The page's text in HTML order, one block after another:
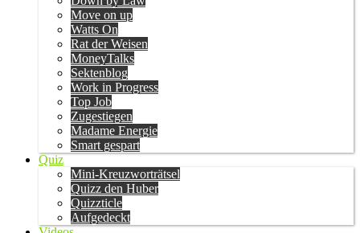
Move on up
Watts On
Rat der Weisen
MoneyTalks
Sektenblog
Work in Progress
Top Job
Zugestiegen
Madame Energie
Smart gespart
Quiz
Mini-Kreuzworträtsel
Quizz den Huber
Quizzticle
Aufgedeckt